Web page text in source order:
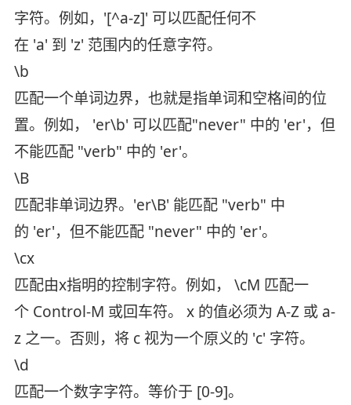
字符。例如，'[^a-z]' 可以匹配任何不
在 'a' 到 'z' 范围内的任意字符。
\b
匹配一个单词边界，也就是指单词和空格间的位
置。例如， 'er\b' 可以匹配"never" 中的 'er'，但
不能匹配 "verb" 中的 'er'。
\B
匹配非单词边界。'er\B' 能匹配 "verb" 中
的 'er'，但不能匹配 "never" 中的 'er'。
\cx
匹配由x指明的控制字符。例如， \cM 匹配一
个 Control-M 或回车符。 x 的值必须为 A-Z 或 a-
z 之一。否则，将 c 视为一个原义的 'c' 字符。
\d
匹配一个数字字符。等价于 [0-9]。